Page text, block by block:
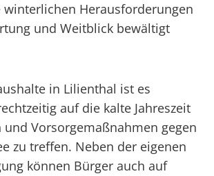
winterlichen Herausforderungen
und Weitblick bewältigt
in Lilienthal ist es
auf die kalte Jahreszeit
Vorsorgemaßnahmen gegen
zu treffen. Neben der eigenen
können Bürger auch auf